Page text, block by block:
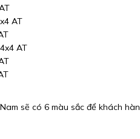
AT
AT
sẽ có 6 màu sắc để khách